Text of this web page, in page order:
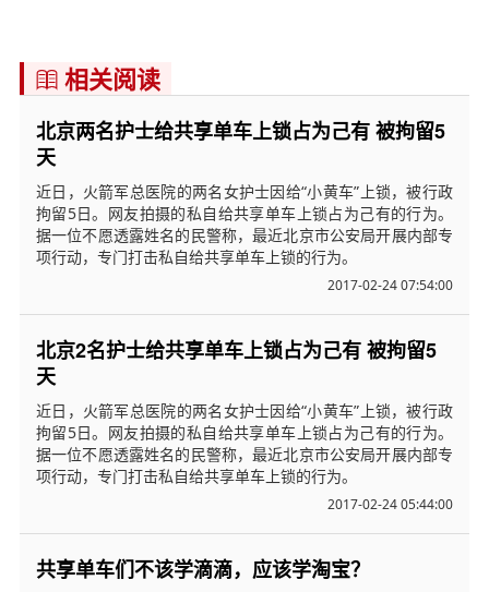
 相关阅读
北京两名护士给共享单车上锁占为己有 被拘留5
天
近日，火箭军总医院的两名女护士因给“小黄车”上锁，被行政
拘留5日。网友拍摄的私自给共享单车上锁占为己有的行为。
据一位不愿透露姓名的民警称，最近北京市公安局开展内部专
项行动，专门打击私自给共享单车上锁的行为。
2017-02-24 07:54:00
北京2名护士给共享单车上锁占为己有 被拘留5
天
近日，火箭军总医院的两名女护士因给“小黄车”上锁，被行政
拘留5日。网友拍摄的私自给共享单车上锁占为己有的行为。
据一位不愿透露姓名的民警称，最近北京市公安局开展内部专
项行动，专门打击私自给共享单车上锁的行为。
2017-02-24 05:44:00
共享单车们不该学滴滴，应该学淘宝？